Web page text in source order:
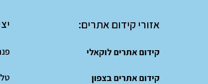
אזורי קידום אתרים:
קידום אתרים לוקאלי
קידום אתרים בצפון
פנחס